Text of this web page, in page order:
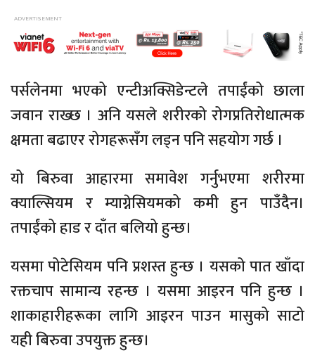
पर्सलेनमा भएको एन्टीअक्सिडेन्टले तपाईंको छाला
जवान राख्छ । अनि यसले शरीरको रोगप्रतिरोधात्मक
क्षमता बढाएर रोगहरूसँग लड्न पनि सहयोग गर्छ ।
यो बिरुवा आहारमा समावेश गर्नुभएमा शरीरमा
क्याल्सियम र म्याग्नेसियमको कमी हुन पाउँदैन।
तपाईंको हाड र दाँत बलियो हुन्छ।
यसमा पोटेसियम पनि प्रशस्त हुन्छ । यसको पात खाँदा
रक्तचाप सामान्य रहन्छ । यसमा आइरन पनि हुन्छ ।
शाकाहारीहरूका लागि आइरन पाउन मासुको साटो
यही बिरुवा उपयुक्त हुन्छ।